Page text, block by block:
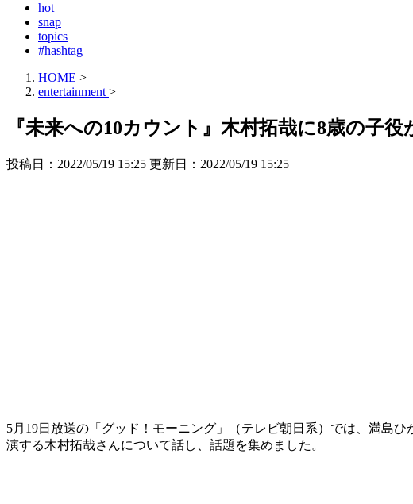
hot
snap
topics
#hashtag
HOME >
entertainment >
『未来への10カウント』木村拓哉に8歳の子役
投稿日：2022/05/19 15:25 更新日： 2022/05/19 15:25
5月19日放送の「グッド！モーニング」（テレビ朝日系）では、満島
演する木村拓哉さんについて話し、話題を集めました。